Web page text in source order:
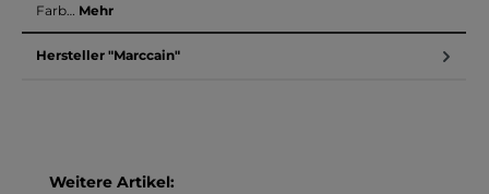
Farb… Mehr
Hersteller "Marccain"
Produktgalerie überspringen
Weitere Artikel: